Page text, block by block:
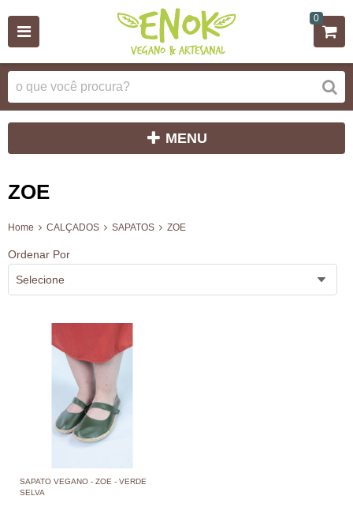
0
MENU
ZOE
Home CALÇADOS SAPATOS ZOE
Ordenar Por
Selecione
SAPATO VEGANO - ZOE - VERDE
SELVA